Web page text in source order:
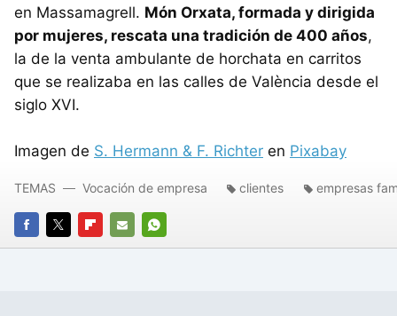
en Massamagrell. Món Orxata, formada y dirigida
por mujeres, rescata una tradición de 400 años,
la de la venta ambulante de horchata en carritos
que se realizaba en las calles de València desde el
siglo XVI.
Imagen de S. Hermann & F. Richter en Pixabay
FACEBOOK
TWITTERFLIPBOARD
E-
WHATSAPP
TEMAS Vocación de empresa clientes empresas